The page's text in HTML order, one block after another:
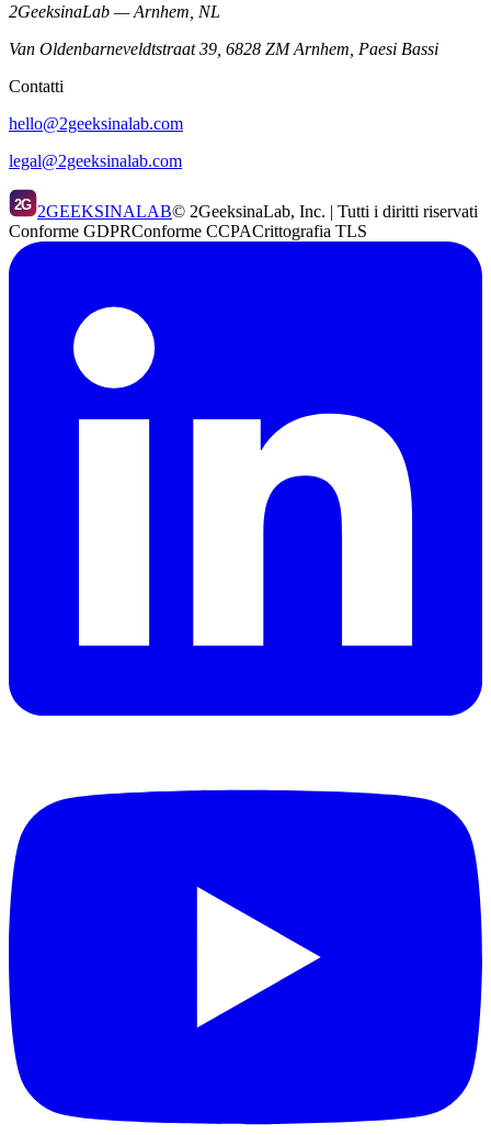
2GeeksinaLab — Arnhem, NL
Van Oldenbarneveldtstraat 39, 6828 ZM Arnhem, Paesi Bassi
Contatti
hello@2geeksinalab.com
legal@2geeksinalab.com
2G 2GEEKSINALAB© 2GeeksinaLab, Inc. | Tutti i diritti riservati
Conforme GDPRConforme CCPACrittografia TLS